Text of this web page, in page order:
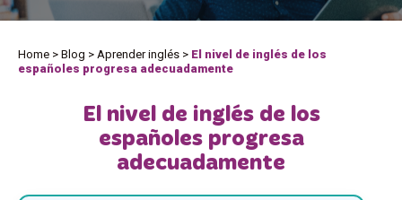
Home > Blog > Aprender inglés > El nivel de inglés de los
españoles progresa adecuadamente
El nivel de inglés de los
españoles progresa
adecuadamente